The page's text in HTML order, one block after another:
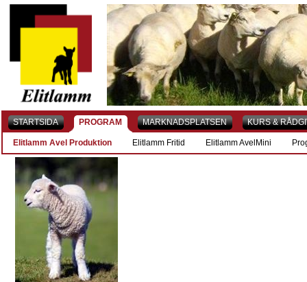
STARTSIDA PROGRAM MARKNADSPLATSEN KURS &
Elitlamm Avel Produktion Elitlamm Fritid Elitlamm AvelMini